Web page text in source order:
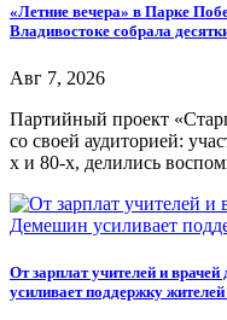
«Летние вечера» в Парке
Владивостоке собрала
Авг 7, 2026
Партийный проект
со своей аудиторией:
х и 80-х, делились
От зарплат учителей и
усиливает поддержку